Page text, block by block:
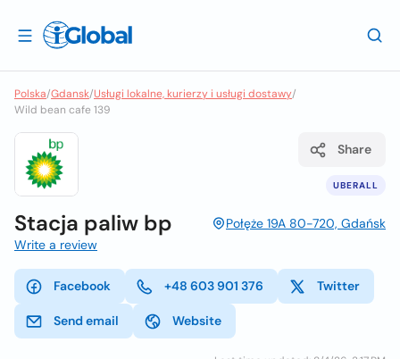
Polska/Gdansk/Usługi lokalne, kurierzy i usługi dostawy/
Wild bean cafe 139
UBERALL
Share
Stacja paliw bp
Połęże 19A 80-720, Gdańsk
Write a review
Facebook +48 603 901 376 Twitter
Send email Website